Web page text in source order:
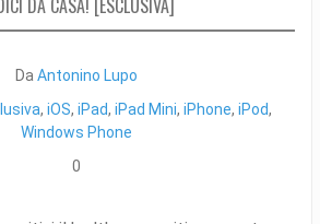
DA CASA! [ESCLUSIVA]
Da Antonino Lupo
,iOS,iPad,iPad Mini,iPhone,iPod,
Windows Phone
0